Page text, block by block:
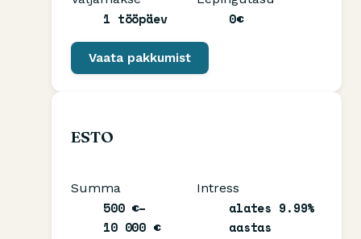
1 tööpäev 0€
Vaata pakkumist
ESTO
Summa
500 €–
10 000 €
Intress
alates 9.99%
aastas